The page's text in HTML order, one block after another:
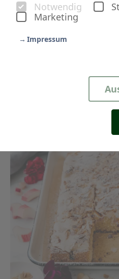
Notwendig
Marketing
Impressum
Mandeln
Ein süßer